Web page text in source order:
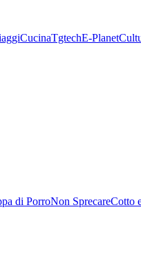
CucinaTgtechE-Planet
di PorroNon SprecareCotto